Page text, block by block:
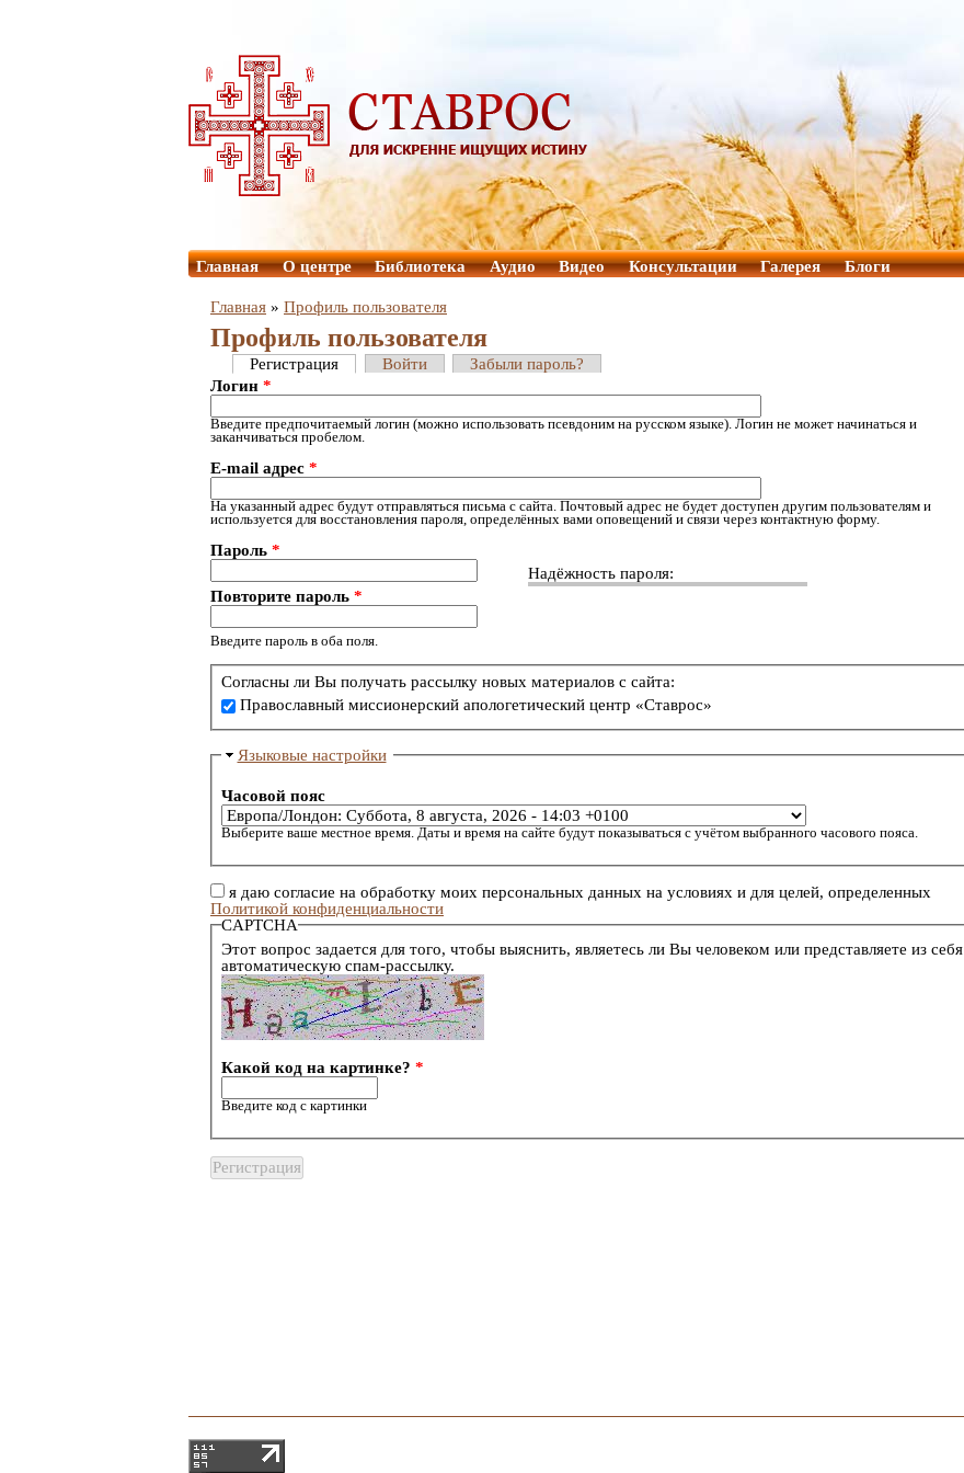
Главная О центре Библиотека Аудио Видео Консультации Галерея Блоги
Главная » Профиль пользователя
Профиль пользователя
Регистрация Войти
Забыли пароль?
Логин *
Введите предпочитаемый логин (можно использовать псевдоним на русском языке). Логин не может начинаться и
заканчиваться пробелом.
E-mail адрес *
На указанный адрес будут отправляться письма с сайта. Почтовый адрес не будет доступен другим пользователям и
используется для восстановления пароля, определённых вами оповещений и связи через контактную форму.
Надёжность пароля:
Пароль *
Повторите пароль *
Введите пароль в оба поля.
Согласны ли Вы получать рассылку новых материалов с сайта:
Православный миссионерский апологетический центр «Ставрос»
Языковые настройки
Часовой пояс
Выберите ваше местное время. Даты и время на сайте будут показываться с учётом выбранного часового пояса.
я даю согласие на обработку моих персональных данных на условиях и для целей, определенных
Политикой конфиденциальности
CAPTCHA
Этот вопрос задается для того, чтобы выяснить, являетесь ли Вы человеком или представляете из себя
автоматическую спам-рассылку.
Какой код на картинке? *
Введите код с картинки